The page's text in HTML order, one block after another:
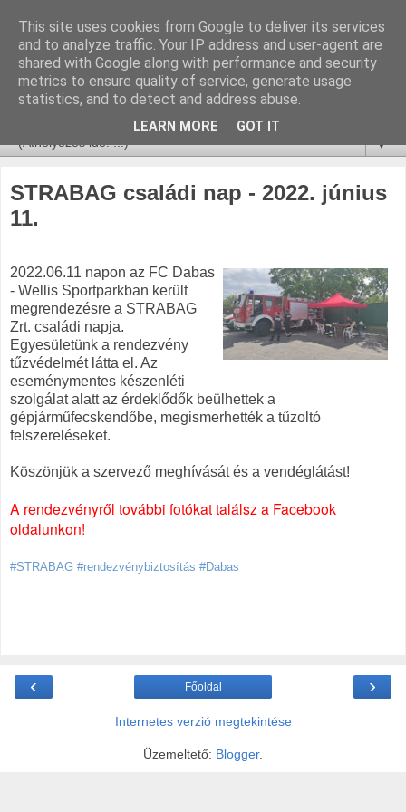
▼
STRABAG családi nap - 2022. június
11.
2022.06.11 napon az FC Dabas
- Wellis Sportparkban került
megrendezésre a STRABAG
Zrt. családi napja.
Egyesületünk a rendezvény
tűzvédelmét látta el. Az
eseménymentes készenléti
szolgálat alatt az érdeklődők beülhettek a
gépjárműfecskendőbe, megismerhették a tűzoltó
felszereléseket.
Köszönjük a szervező meghívását és a vendéglátást!
A rendezvényről további fotókat találsz a Facebook
oldalunkon!
#STRABAG #rendezvénybiztosítás #Dabas
‹ ›
Főoldal
Internetes verzió megtekintése
Üzemeltető: Blogger.
This site uses cookies from Google to deliver its services
and to analyze traffic. Your IP address and user-agent are
shared with Google along with performance and security
metrics to ensure quality of service, generate usage
statistics, and to detect and address abuse.
LEARN MORE GOT IT